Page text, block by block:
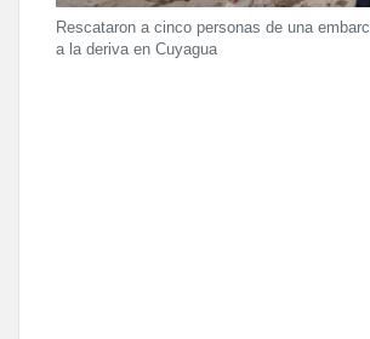
Rescataron a cinco personas de una
a la deriva en Cuyagua